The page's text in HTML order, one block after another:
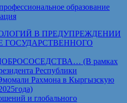
образование
В ПРЕДУПРЕЖДЕНИИ
ГОСУДАРСТВЕННОГО
(В рамках
Республики
Рахмона в Кыргызскую
и глобального